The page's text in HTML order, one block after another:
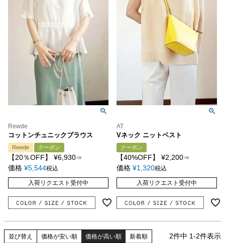
Rewde
コットンチュニックブラウス
Rewde クーポン
【20％OFF】 ¥6,930⇒
価格 ¥5,544税込
入荷リクエスト受付中
AT
Vネック ニットベスト
クーポン
【40%OFF】 ¥2,200⇒
価格 ¥1,320税込
入荷リクエスト受付中
並び替え 価格が安い順 価格が高い順 新着順 2件中 1-2件表示